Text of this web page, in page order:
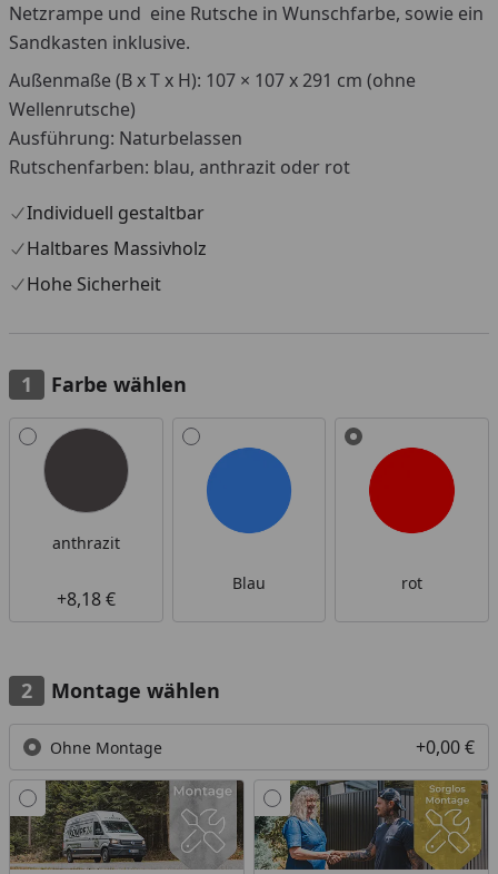
Netzrampe und eine Rutsche in Wunschfarbe, sowie ein
Sandkasten inklusive.
Außenmaße (B x T x H): 107 × 107 x 291 cm (ohne
Wellenrutsche)
Ausführung: Naturbelassen
Rutschenfarben: blau, anthrazit oder rot
Individuell gestaltbar
Haltbares Massivholz
Hohe Sicherheit
Farbe wählen
Alle anzeigen (3)
anthrazit
+8,18 €
Blau rot
Montage wählen
Ohne Montage +0,00 €